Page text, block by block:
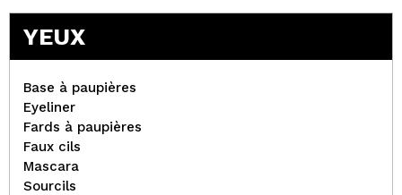
YEUX
Base à paupières
Eyeliner
Fards à paupières
Faux cils
Mascara
Sourcils